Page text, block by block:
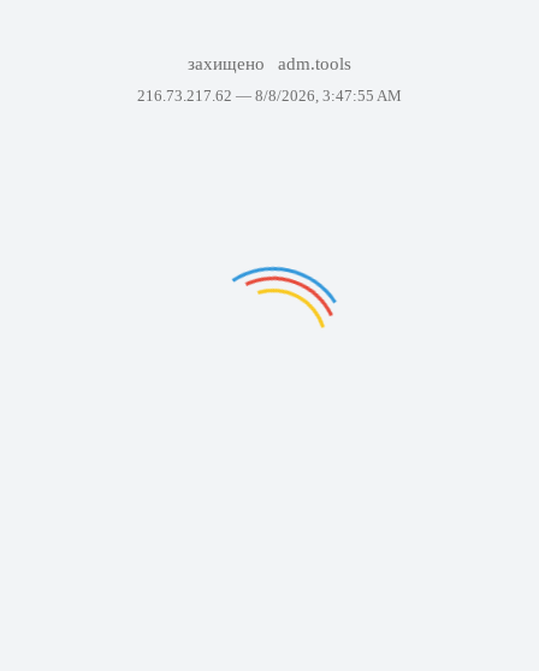
захищено adm.tools
216.73.217.62 — 8/8/2026, 3:47:55 AM